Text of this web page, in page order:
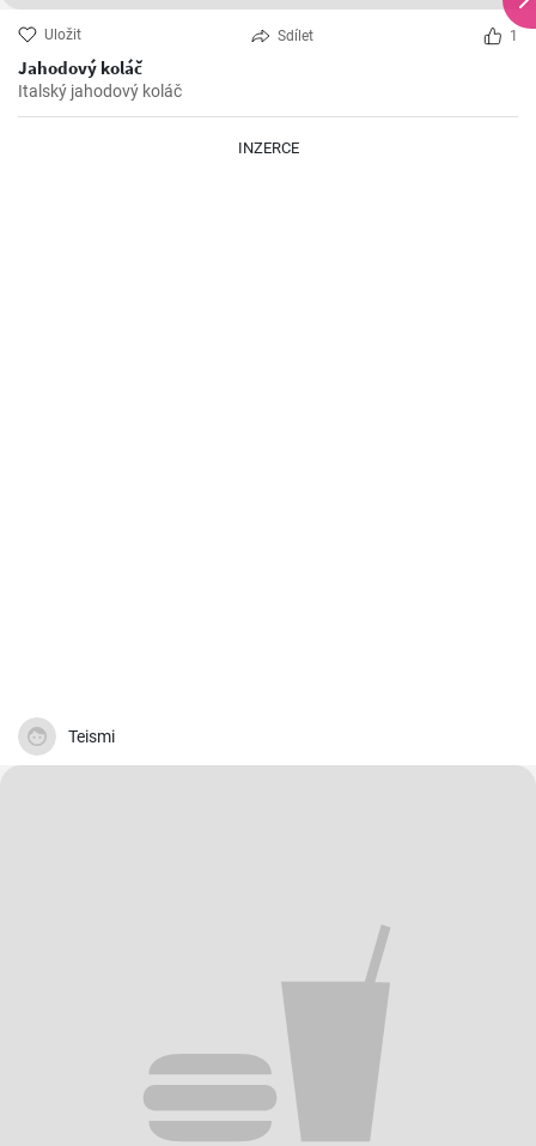
Uložit Sdílet 1
Jahodový koláč
Italský jahodový koláč
INZERCE
Teismi